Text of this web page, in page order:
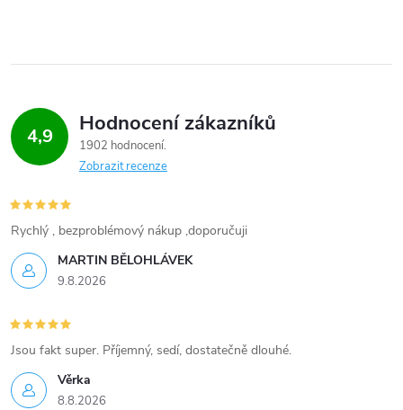
4,9 Hodnocení zákazníků
1902 hodnocení
Zobrazit recenze
MARTIN BĚLOHLÁVEK
9.8.2026
Rychlý , bezproblémový nákup ,doporučuji
Věrka
8.8.2026
Jsou fakt super. Příjemný, sedí, dostatečně dlouhé.